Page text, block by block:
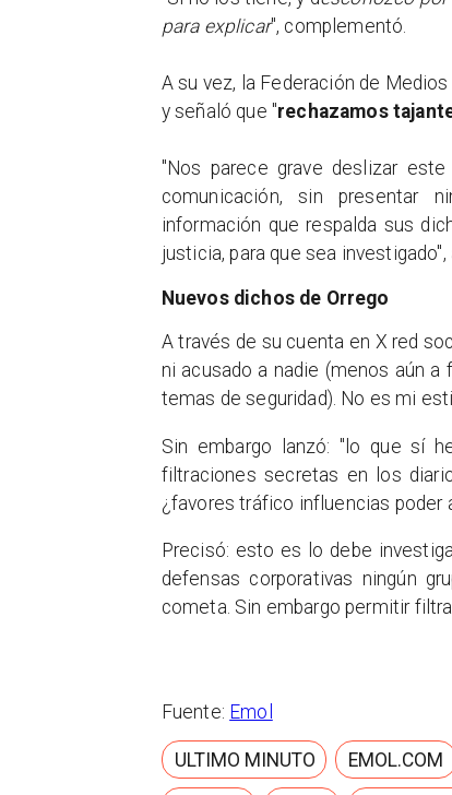
para explicar", complementó.
A su vez, la Federación de
y señaló que "rechazamos
"Nos parece grave deslizar
comunicación, sin presentar
información que respalda sus
justicia, para que sea investigado",
Nuevos dichos de Orrego
A través de su cuenta en X red
ni acusado a nadie (menos aún
temas de seguridad). No es mi
Sin embargo lanzó: "lo que sí
filtraciones secretas en los
¿favores tráfico influencias poder
Precisó: esto es lo debe
defensas corporativas ningún
cometa. Sin embargo permitir
Fuente: Emol
ULTIMO MINUTO EMOL.COM